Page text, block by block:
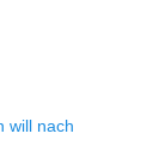
will nach